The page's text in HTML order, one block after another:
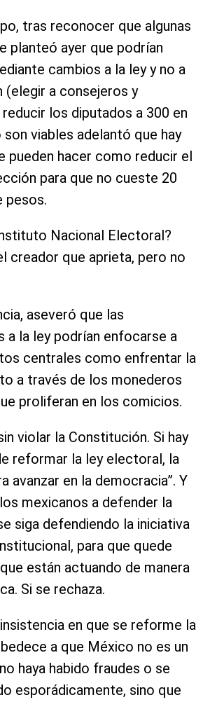
tras reconocer que algunas
planteó ayer que podrían
cambios a la ley y no a
(elegir a consejeros y
los diputados a 300 en
viables adelantó que hay
pueden hacer como reducir el
para que no cueste 20
pesos.
Nacional Electoral?
creador que aprieta, pero no
aseveró que las
a la ley podrían enfocarse a
centrales como enfrentar la
a través de los monederos
proliferan en los comicios.
violar la Constitución. Si hay
reformar la ley electoral, la
avanzar en la democracia”. Y
mexicanos a defender la
siga defendiendo la iniciativa
para que quede
están actuando de manera
Si se rechaza.
en que se reforme la
a que México no es un
haya habido fraudes o se
esporádicamente, sino que